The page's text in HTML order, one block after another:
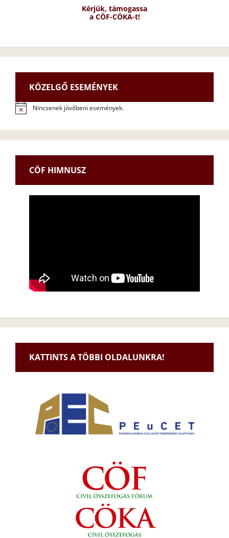
Kérjük, támogassa
a CÖF-CÖKA-t!
KÖZELGŐ ESEMÉNYEK
N
t
Nincsenek jövőbeni események.
CÖF HIMNUSZ
KATTINTS A TÖBBI OLDALUNKRA!